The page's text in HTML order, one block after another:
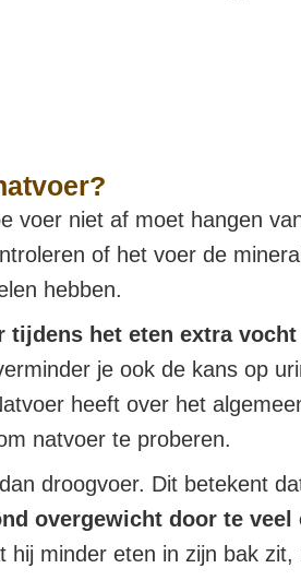
voer niet af moet hangen
of het voer de
hebben.
het eten extra
je ook de kans op
heeft over het
natvoer te proberen.
droogvoer. Dit betekent
overgewicht door te
minder eten in zijn bak